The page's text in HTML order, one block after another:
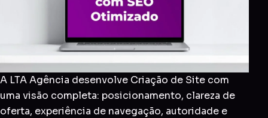
A LTA Agência desenvolve Criação de Site com
uma visão completa: posicionamento, clareza de
oferta, experiência de navegação, autoridade e